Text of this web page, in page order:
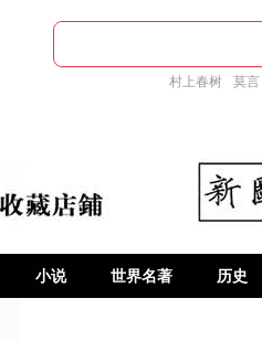
村上春树 莫言
小说 世界名著 历史